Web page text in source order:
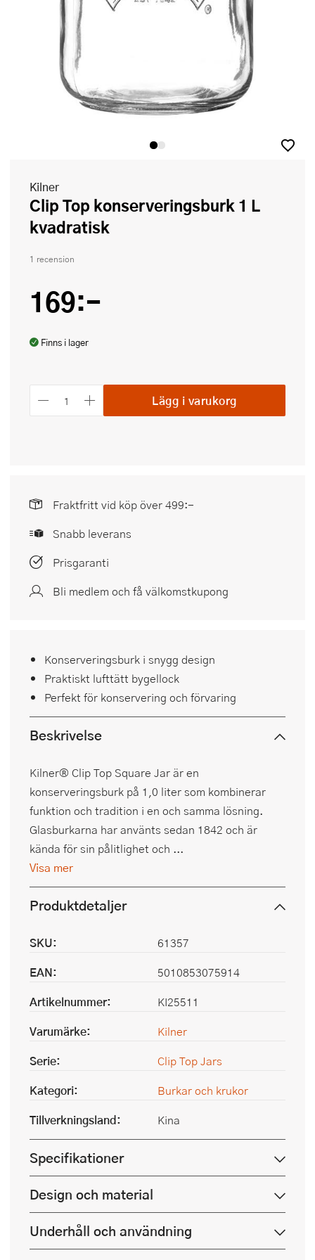
Kilner
Clip Top konserveringsburk 1 L
kvadratisk
1 recension
169:-
Finns i lager
Lägg i varukorg
Fraktfritt vid köp över 499:-
Snabb leverans
Prisgaranti
Bli medlem och få välkomstkupong
Konserveringsburk i snygg design
Praktiskt lufttätt bygellock
Perfekt för konservering och förvaring
Beskrivelse
Kilner® Clip Top Square Jar är en
konserveringsburk på 1,0 liter som kombinerar
funktion och tradition i en och samma lösning.
Glasburkarna har använts sedan 1842 och är
kända för sin pålitlighet och ...
Visa mer
Produktdetaljer
SKU:
61357
EAN:
5010853075914
Artikelnummer:
KI25511
Varumärke:
Kilner
Serie:
Clip Top Jars
Kategori:
Burkar och krukor
Tillverkningsland:
Kina
Specifikationer
Design och material
Underhåll och användning